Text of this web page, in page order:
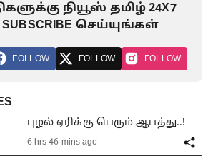
நியூஸ் தமிழ் 24X7
செய்யுங்கள்
FOLLOW FOLLOW FOLLOW
புழல் ஏரிக்கு பெரும் ஆபத்து..!
6 hrs 46 mins ago